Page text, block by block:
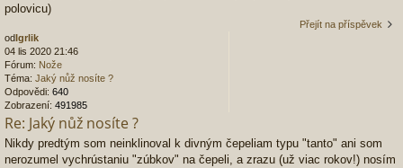
polovicu)
Přejít na příspěvek
odIgrlik
04 lis 2020 21:46
Fórum: Nože
Téma: Jaký nůž nosíte ?
Odpovědi: 640
Zobrazení: 491985
Re: Jaký nůž nosíte ?
Nikdy predtým som neinklinoval k divným čepeliam typu "tanto" ani som
nerozumel vychrústaniu "zúbkov" na čepeli, a zrazu (už viac rokov!) nosím